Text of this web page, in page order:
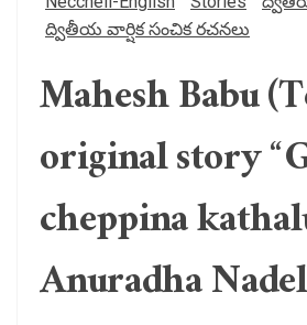
ద్వితీయ వార్షిక సంచిక రచనలు
Mahesh Babu
original story
cheppina
Anuradha